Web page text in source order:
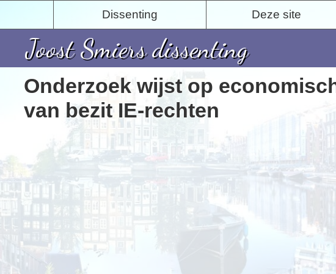
Dissenting Deze site
Joost Smiers dissenting
Onderzoek wijst op
van bezit IE-rechten